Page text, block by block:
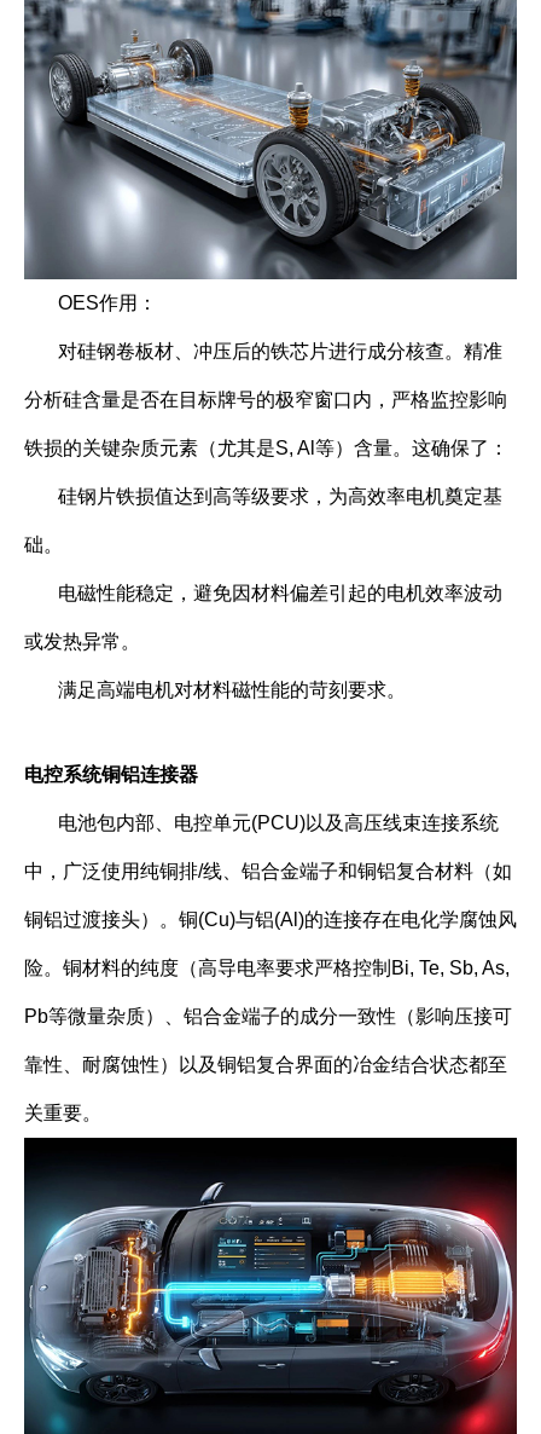
OES作用：
对硅钢卷板材、冲压后的铁芯片进行成分核查。精准
分析硅含量是否在目标牌号的极窄窗口内，严格监控影响
铁损的关键杂质元素（尤其是S, Al等）含量。这确保了：
硅钢片铁损值达到高等级要求，为高效率电机奠定基
础。
电磁性能稳定，避免因材料偏差引起的电机效率波动
或发热异常。
满足高端电机对材料磁性能的苛刻要求。
电控系统铜铝连接器
电池包内部、电控单元(PCU)以及高压线束连接系统
中，广泛使用纯铜排/线、铝合金端子和铜铝复合材料（如
铜铝过渡接头）。铜(Cu)与铝(Al)的连接存在电化学腐蚀风
险。铜材料的纯度（高导电率要求严格控制Bi, Te, Sb, As,
Pb等微量杂质）、铝合金端子的成分一致性（影响压接可
靠性、耐腐蚀性）以及铜铝复合界面的冶金结合状态都至
关重要。